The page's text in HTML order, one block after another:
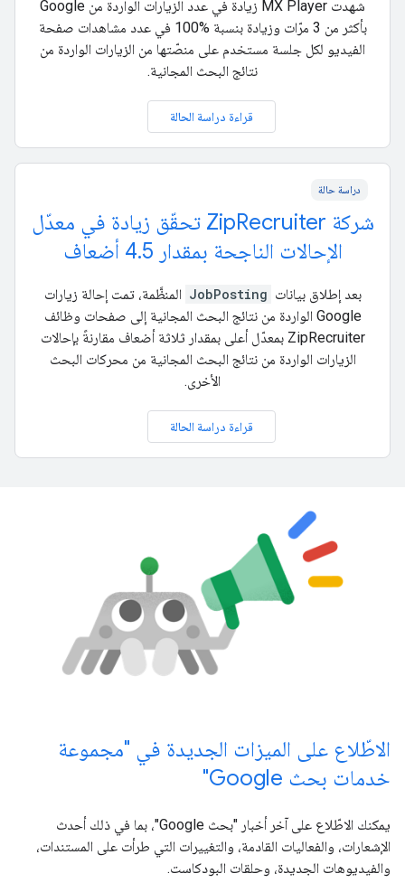
شهدت MX Player زيادة في عدد الزيارات الواردة من Google
بأكثر من 3 مرّات وزيادة بنسبة %100 في عدد مشاهدات صفحة
الفيديو لكل جلسة مستخدم على منصّتها من الزيارات الواردة من
نتائج البحث المجانية.
قراءة دراسة الحالة
دراسة حالة
شركة ZipRecruiter تحقّق زيادة في معدّل
الإحالات الناجحة بمقدار 4.5 أضعاف
بعد إطلاق بيانات JobPosting المنظَّمة، تمت إحالة زيارات
Google الواردة من نتائج البحث المجانية إلى صفحات وظائف
ZipRecruiter بمعدّل أعلى بمقدار ثلاثة أضعاف مقارنةً بإحالات
الزيارات الواردة من نتائج البحث المجانية من محركات البحث
الأخرى.
قراءة دراسة الحالة
الاطّلاع على الميزات الجديدة في "مجموعة
خدمات بحث Google"
يمكنك الاطّلاع على آخر أخبار "بحث Google"، بما في ذلك أحدث
الإشعارات، والفعاليات القادمة، والتغييرات التي طرأت على المستندات،
والفيديوهات الجديدة، وحلقات البودكاست.